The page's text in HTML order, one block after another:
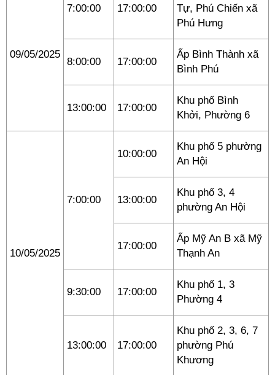
09/05/2025
7:00:00 17:00:00
Tự, Phú Chiến xã
Phú Hưng
8:00:00 17:00:00
Ấp Bình Thành xã
Bình Phú
13:00:00 17:00:00
Khu phố Bình
Khởi, Phường 6
10/05/2025
7:00:00
10:00:00
Khu phố 5 phường
An Hội
13:00:00
Khu phố 3, 4
phường An Hội
17:00:00
Ấp Mỹ An B xã Mỹ
Thạnh An
9:30:00 17:00:00
Khu phố 1, 3
Phường 4
13:00:00 17:00:00
Khu phố 2, 3, 6, 7
phường Phú
Khương